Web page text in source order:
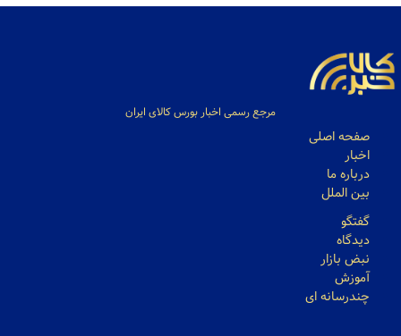
مرجع رسمی اخبار بورس کالای ایران
صفحه اصلی
اخبار
درباره ما
بین الملل
گفتگو
دیدگاه
نبض بازار
آموزش
چندرسانه ای